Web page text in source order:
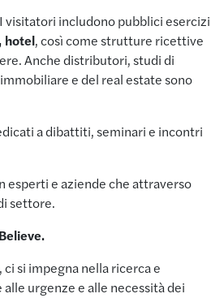
visitatori includono pubblici esercizi
hotel, così come strutture ricettive
Anche distributori, studi di
e del real estate sono
a dibattiti, seminari e incontri
esperti e aziende che attraverso
settore.
si impegna nella ricerca e
urgenze e alle necessità dei